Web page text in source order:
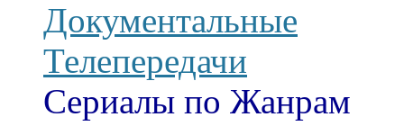
Документальные
Телепередачи
Сериалы по Жанрам